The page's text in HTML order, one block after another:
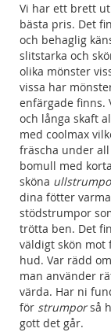
Vi har ett brett
bästa pris. Det
och behaglig
slitstarka och
olika mönster
vissa har
enfärgade finns.
och långa skaft
med coolmax
fräscha under
bomull med
sköna
dina fötter
stödstrumpor
trötta ben. Det
väldigt skön mot
hud. Var rädd
man använder
värda. Har ni
för strumporså
gott det går.